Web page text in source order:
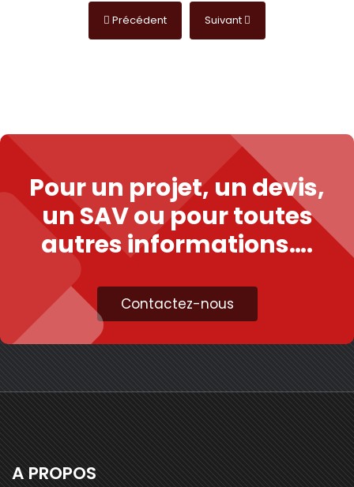
Article précédent : Extérieurs et jardin du 8 au 10
Précédent Article suivant : Salon Made
Suivant
Pour un projet, un devis,
un SAV ou pour toutes
autres informations….
Contactez-nous
A PROPOS